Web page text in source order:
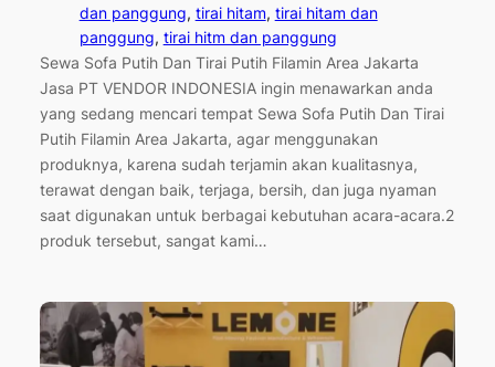
dan panggung, tirai hitam, tirai hitam dan
panggung, tirai hitm dan panggung
Sewa Sofa Putih Dan Tirai Putih Filamin Area Jakarta
Jasa PT VENDOR INDONESIA ingin menawarkan anda
yang sedang mencari tempat Sewa Sofa Putih Dan Tirai
Putih Filamin Area Jakarta, agar menggunakan
produknya, karena sudah terjamin akan kualitasnya,
terawat dengan baik, terjaga, bersih, dan juga nyaman
saat digunakan untuk berbagai kebutuhan acara-acara.2
produk tersebut, sangat kami…